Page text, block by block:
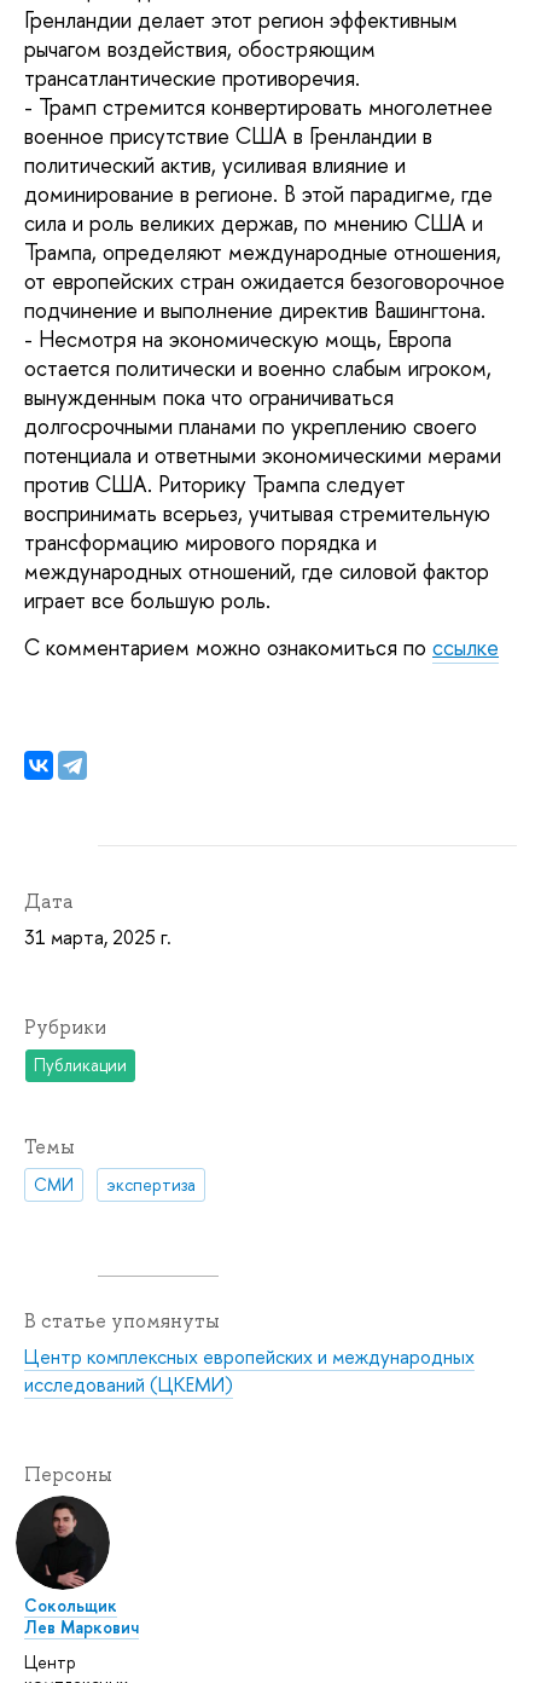
Гренландии делает этот регион эффективным
рычагом воздействия, обостряющим
трансатлантические противоречия.
- Трамп стремится конвертировать многолетнее
военное присутствие США в Гренландии в
политический актив, усиливая влияние и
доминирование в регионе. В этой парадигме, где
сила и роль великих держав, по мнению США и
Трампа, определяют международные отношения,
от европейских стран ожидается безоговорочное
подчинение и выполнение директив Вашингтона.
- Несмотря на экономическую мощь, Европа
остается политически и военно слабым игроком,
вынужденным пока что ограничиваться
долгосрочными планами по укреплению своего
потенциала и ответными экономическими мерами
против США. Риторику Трампа следует
воспринимать всерьез, учитывая стремительную
трансформацию мирового порядка и
международных отношений, где силовой фактор
играет все большую роль.
С комментарием можно ознакомиться по ссылке
Дата
31 марта, 2025 г.
Рубрики
Публикации
Темы
СМИ экспертиза
В статье упомянуты
Центр комплексных европейских и международных
исследований (ЦКЕМИ)
Персоны
Сокольщик
Лев Маркович
Центр